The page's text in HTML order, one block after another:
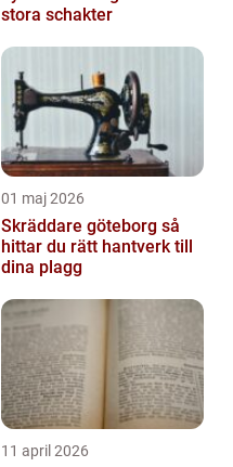
stora schakter
01 maj 2026
Skräddare göteborg så
hittar du rätt hantverk till
dina plagg
11 april 2026